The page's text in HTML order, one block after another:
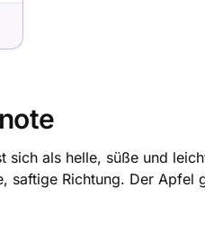
als helle, süße und
saftige Richtung. Der